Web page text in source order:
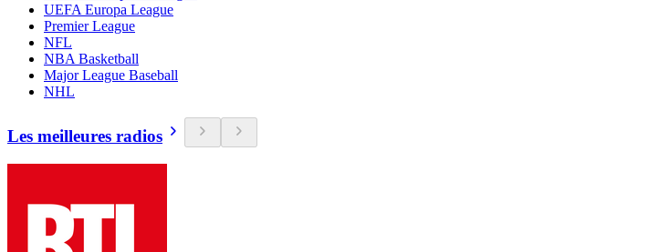
UEFA Europa League
Premier League
NFL
NBA Basketball
Major League Baseball
NHL
Les meilleures radios